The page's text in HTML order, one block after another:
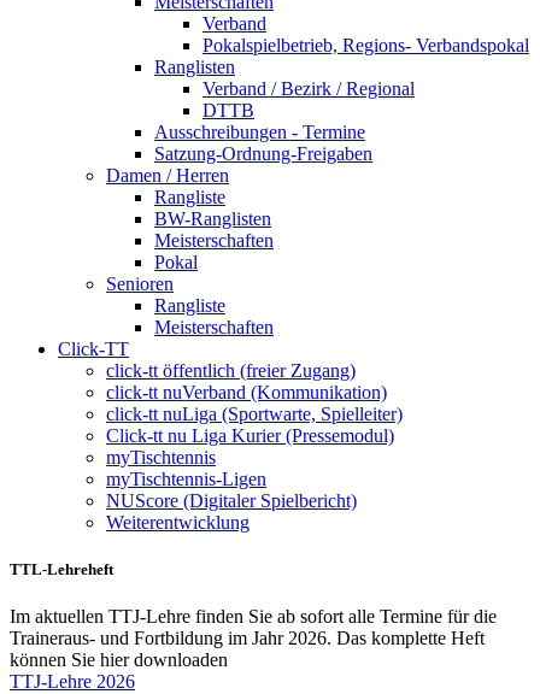
Verband
Pokalspielbetrieb, Regions- Verbandspokal
Ranglisten
Verband / Bezirk / Regional
DTTB
Ausschreibungen - Termine
Satzung-Ordnung-Freigaben
Damen / Herren
Rangliste
BW-Ranglisten
Meisterschaften
Pokal
Senioren
Rangliste
Meisterschaften
Click-TT
click-tt öffentlich (freier Zugang)
click-tt nuVerband (Kommunikation)
click-tt nuLiga (Sportwarte, Spielleiter)
Click-tt nu Liga Kurier (Pressemodul)
myTischtennis
myTischtennis-Ligen
NUScore (Digitaler Spielbericht)
Weiterentwicklung
TTL-Lehreheft
Im aktuellen TTJ-Lehre finden Sie ab sofort alle Termine für die
Traineraus- und Fortbildung im Jahr 2026. Das komplette Heft
können Sie hier downloaden
TTJ-Lehre 2026